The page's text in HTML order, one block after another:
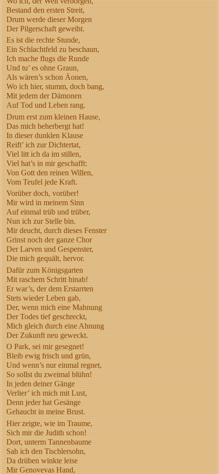
Bestand den ersten Streit,
Drum werde dieser Morgen
Der Pilgerschaft geweiht.
Es ist die rechte Stunde,
Ein Schlachtfeld zu beschaun,
Ich mache flugs die Runde
Und tu’ es ohne Graun,
Als wären’s schon Äonen,
Wo ich hier, stumm, doch bang,
Mit jedem der Dämonen
Auf Tod und Leben rang.
Drum erst zum kleinen Hause,
Das mich beherbergt hat!
In dieser dunklen Klause
Reift’ ich zur Dichtertat,
Viel litt ich da im stillen,
Viel hat’s in mir geschafft:
Von Gott den reinen Willen,
Vom Teufel jede Kraft.
Vorüber doch, vorüber!
Mir wird in meinem Sinn
Auf einmal trüb und trüber,
Nun ich zur Stelle bin.
Mir deucht, durch dieses Fenster
Grinst noch der ganze Chor
Der Larven und Gespenster,
Die mich gequält, hervor.
Dafür zum Königsgarten
Mit raschem Schritt hinab!
Er war’s, der dem Erstarrten
Stets wieder Leben gab,
Der, wenn mich eine Mahnung
Der Todes tief geschreckt,
Mich gleich durch eine Ahnung
Der Zukunft neu geweckt.
O Park, sei mir gesegnet!
Bleib ewig frisch und grün,
Und wenn’s nur einmal regnet,
So sollst du zweimal blühn!
In jeden deiner Gänge
Verlier’ ich mich mit Lust,
Denn jeder hat Gesänge
Gehaucht in meine Brust.
Hier zeigte, wie im Traume,
Sich mir die Judith schon!
Dort, unterm Tannenbaume
Sah ich den Tischlersohn,
Da drüben winkte leise
Mir Genovevas Hand,